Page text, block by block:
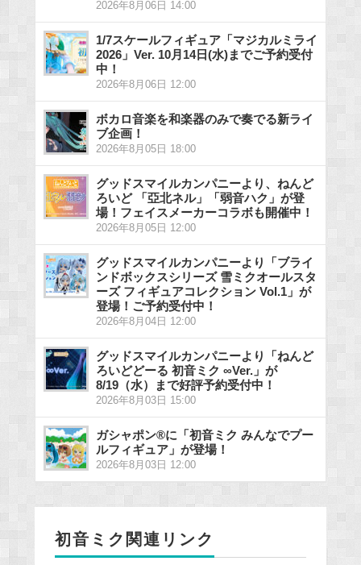
2026年8月06日 14:00
1/7スケールフィギュア「マジカルミライ
2026」Ver. 10月14日(水)までご予約受付
中！
2026年8月06日 12:00
ボカロ音楽を和楽器のみで奏でる新ライ
ブ企画！
2026年8月05日 18:00
グッドスマイルカンパニーより、ねんど
ろいど 「亞北ネル」「弱音ハク」が登
場！フェイスメーカーコラボも開催中！
2026年8月05日 12:00
グッドスマイルカンパニーより「ブライ
ンドボックスシリーズ 雪ミクオールスタ
ーズ フィギュアコレクション Vol.1」が
登場！ご予約受付中！
2026年8月04日 12:00
グッドスマイルカンパニーより「ねんど
ろいどどーる 初音ミク ∞Ver.」が
8/19（水）まで好評予約受付中！
2026年8月03日 15:00
ガシャポン®に「初音ミク みんなでプー
ルフィギュア」が登場！
2026年8月03日 12:00
初音ミク関連リンク